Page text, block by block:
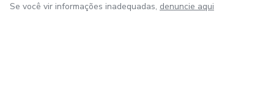
Se você vir informações inadequadas, denuncie aqui